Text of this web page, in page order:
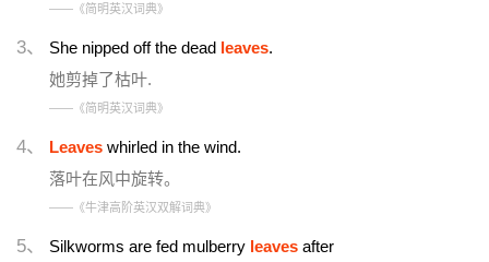
——《简明英汉词典》
3、 She nipped off the dead leaves.
她剪掉了枯叶.
——《简明英汉词典》
4、 Leaves whirled in the wind.
落叶在风中旋转。
——《牛津高阶英汉双解词典》
5、 Silkworms are fed mulberry leaves after